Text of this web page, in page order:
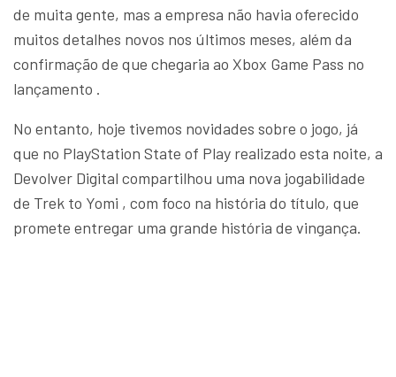
de muita gente, mas a empresa não havia oferecido
muitos detalhes novos nos últimos meses, além da
confirmação de que chegaria ao Xbox Game Pass no
lançamento .
No entanto, hoje tivemos novidades sobre o jogo, já
que no PlayStation State of Play realizado esta noite, a
Devolver Digital compartilhou uma nova jogabilidade
de Trek to Yomi , com foco na história do título, que
promete entregar uma grande história de vingança.